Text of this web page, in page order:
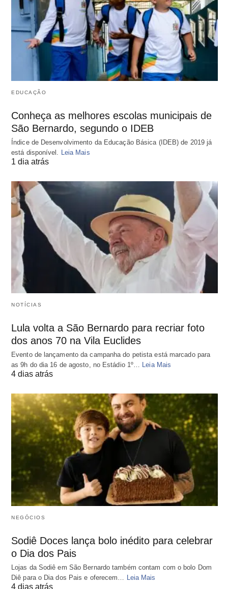
EDUCAÇÃO
Conheça as melhores escolas municipais de
São Bernardo, segundo o IDEB
Índice de Desenvolvimento da Educação Básica (IDEB) de 2019 já
está disponível.
Leia Mais
1 dia atrás
NOTÍCIAS
Lula volta a São Bernardo para recriar foto
dos anos 70 na Vila Euclides
Evento de lançamento da campanha do petista está marcado para
as 9h do dia 16 de agosto, no Estádio 1º… Leia Mais
4 dias atrás
NEGÓCIOS
Sodiê Doces lança bolo inédito para celebrar
o Dia dos Pais
Lojas da Sodiê em São Bernardo também contam com o bolo Dom
Diê para o Dia dos Pais e oferecem… Leia Mais
4 dias atrás